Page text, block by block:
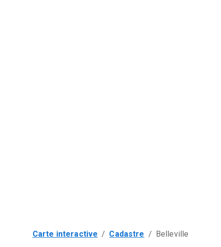
Carte interactive / Cadastre / Belleville